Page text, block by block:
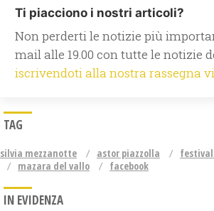
Ti piacciono i nostri articoli?
Non perderti le notizie più
mail alle 19.00 con tutte le notizie
iscrivendoti alla nostra rassegna
TAG
silvia mezzanotte astor piazzolla
mazara del vallo
facebook
IN EVIDENZA